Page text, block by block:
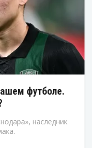
футболе.
наследник